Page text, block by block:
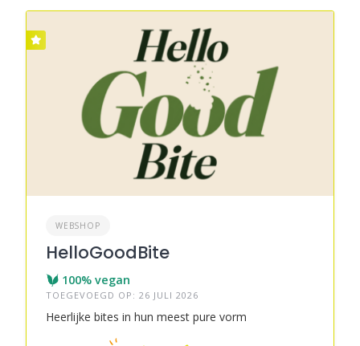
WEBSHOP
HelloGoodBite
100% vegan
TOEGEVOEGD OP: 26 JULI 2026
Heerlijke bites in hun meest pure vorm